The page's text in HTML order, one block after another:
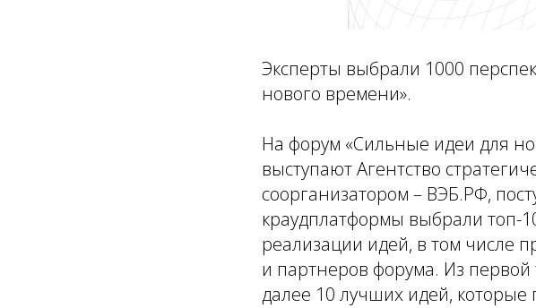
Эксперты выбрали 1000
нового времени».
На форум «Сильные идеи для
выступают Агентство
соорганизатором – ВЭБ.РФ,
краудплатформы выбрали топ-
реализации идей, в том числе
и партнеров форума. Из
далее 10 лучших идей, которые